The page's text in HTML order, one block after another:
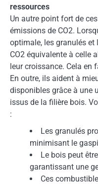
ressources
Un autre point fort de
émissions de CO2.
optimale, les granulés
CO2 équivalente à celle
leur croissance. Cela en
En outre, ils aident à
disponibles grâce à une
issus de la filière bois.
:
Les granulés
minimisant le
Le bois peut
garantissant une
Ces